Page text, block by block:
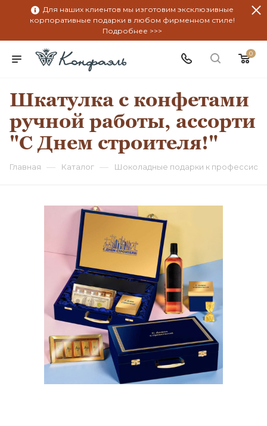
Для наших клиентов мы изготовим эксклюзивные
корпоративные подарки в любом фирменном стиле!
Подробнее >>>
0
Шкатулка с конфетами
ручной работы, ассорти
"С Днем строителя!"
Главная — Каталог — Шоколадные подарки к